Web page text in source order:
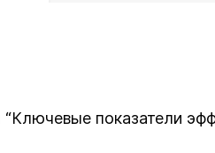
показатели